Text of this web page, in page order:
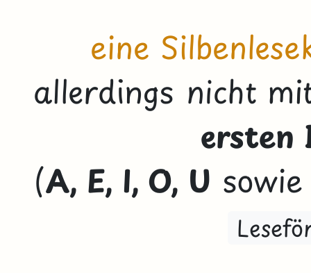
eine
allerdings nicht
ersten
(A, E, I, O, U